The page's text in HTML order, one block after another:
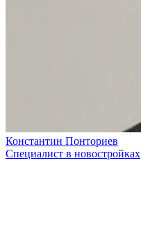
Константин Понториев
Специалист в новостройках